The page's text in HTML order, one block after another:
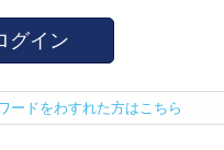
グイン
ードをわすれた方はこちら